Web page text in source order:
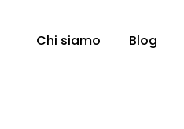
Chi siamo Blog